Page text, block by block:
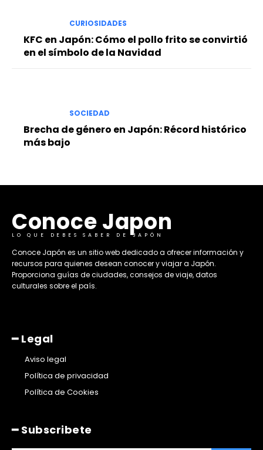
CURIOSIDADES
KFC en Japón: Cómo el pollo frito se convirtió
en el símbolo de la Navidad
SOCIEDAD
Brecha de género en Japón: Récord histórico
más bajo
Conoce Japon
LO QUE DEBES SABER DE JAPÓN
​Conoce Japón es un sitio web dedicado a ofrecer información y
recursos para quienes desean conocer y viajar a Japón.
Proporciona guías de ciudades, consejos de viaje, datos
culturales sobre el país. ​
━ Legal
Aviso legal
Política de privacidad
Política de Cookies
━ Subscribete